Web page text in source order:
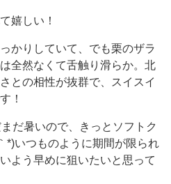
嬉しい！
かりしていて、でも栗のザラ
全然なくて舌触り滑らか。北
との相性が抜群で、スイスイ
！
だ暑いので、きっとソフトク
*)いつものように期間が限られ
よう早めに狙いたいと思って